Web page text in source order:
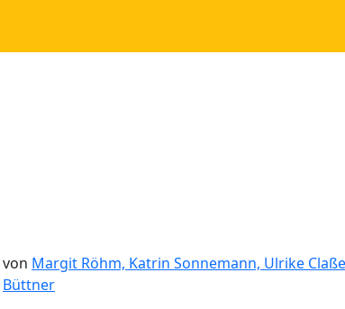
von Margit Röhm, Katrin Sonnemann, Ulrike
Büttner